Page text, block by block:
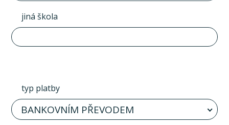
jiná škola
typ platby
BANKOVNÍM PŘEVODEM